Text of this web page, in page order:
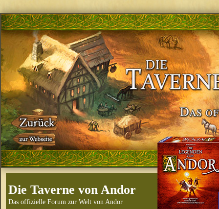
Die Taverne von Andor
Das offizielle Forum zur Welt von Andor